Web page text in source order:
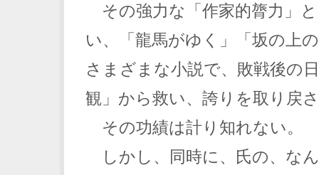
その強力な「作家的膂力」
い、「龍馬がゆく」「坂の上
さまざまな小説で、敗戦後の
観」から救い、誇りを取り戻
その功績は計り知れない。
しかし、同時に、氏の、な